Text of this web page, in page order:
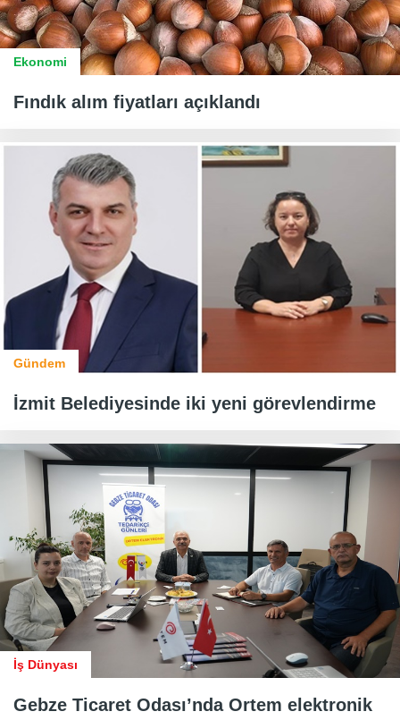
Ekonomi
Fındık alım fiyatları açıklandı
Gündem
İzmit Belediyesinde iki yeni görevlendirme
İş Dünyası
Gebze Ticaret Odası’nda Ortem elektronik